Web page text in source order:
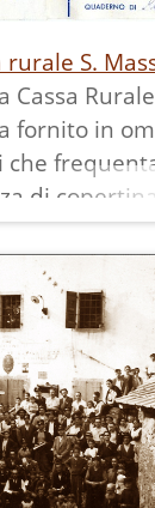
S.
Cassa
fornito in
che
di
al
cm. È
8 fogli uniti
centro, per
di 6
è stato
Ciago nel